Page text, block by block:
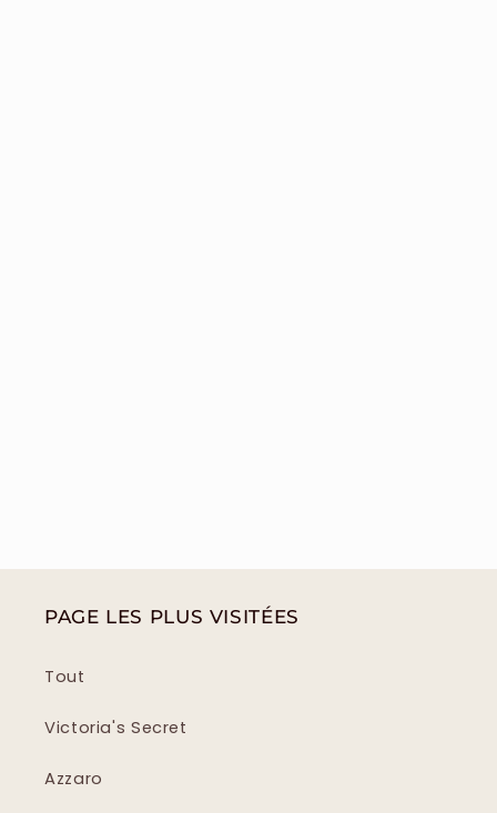
PAGE LES PLUS VISITÉES
Tout
Victoria's Secret
Azzaro